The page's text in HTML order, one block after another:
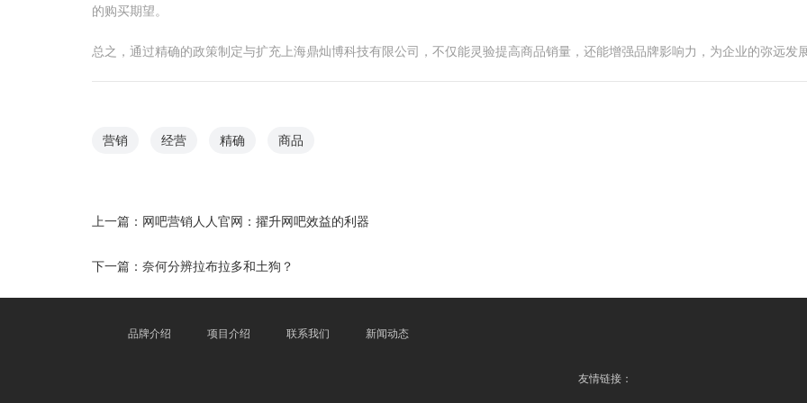
的购买期望。
总之，通过精确的政策制定与扩充上海鼎灿博科技有限公司，不仅能灵验提高商品销量，还能增强品牌影响力，为企业的弥远发
营销 经营 精确 商品
上一篇： 网吧营销人人官网：擢升网吧效益的利器
下一篇： 奈何分辨拉布拉多和土狗？
品牌介绍 项目介绍 联系我们 新闻动态
友情链接：